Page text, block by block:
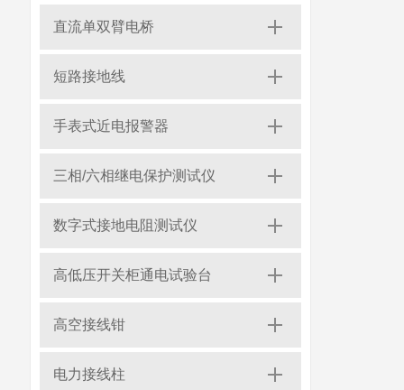
直流单双臂电桥
短路接地线
手表式近电报警器
三相/六相继电保护测试仪
数字式接地电阻测试仪
高低压开关柜通电试验台
高空接线钳
电力接线柱